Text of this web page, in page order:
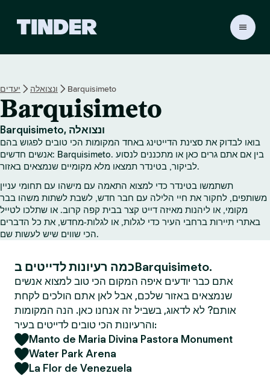
ת
ש
ל
ט
י
נ
ד
יעדים ונצואלה Barquisimeto
Barquisimeto
Barquisimeto, ונצואלה
בואו לבדוק את סצינת הדייטינג באחד המקומות הכי טובים לפגוש בהם
אנשים חדשים: Barquisimeto. בין אם אתם גרים כאן או מתכננים לנסוע
לביקור, בטינדר תמצאו מלא מקומיים שנמצאים באזור.
תשתמשו בטינדר כדי למצוא התאמה עם מישהו עם תחומי עניין
משותפים, לחקור את חיי הלילה עם חבר חדש, לשבת לשתות משהו בבר
מקומי, או ליהנות מאיזה דייט קצר בבית קפה קרוב. או שתלכו לטייל
באתרי תיירות ברחבי העיר כדי לגלות, או לגלות‑מחדש, את כל הדברים
הכי שווים שיש לעשות שם.
כמה רעיונות לדייטים בBarquisimeto.
אתם כבר יודעים איפה המקום הכי טוב למצוא אנשים
שנמצאים באזור שלכם, אבל לאן אתם הולכים לקחת
אותם? לא לדאוג, בשביל זה אנחנו כאן. הנה המקומות
והרעיונות הכי טובים לדייטים בעיר:
Manto de Maria Divina Pastora Monument
Water Park Arena
La Flor de Venezuela